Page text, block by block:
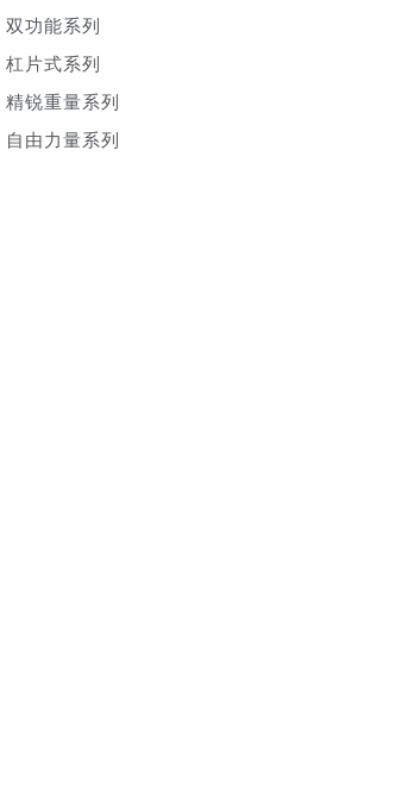
双功能系列
杠片式系列
精锐重量系列
自由力量系列